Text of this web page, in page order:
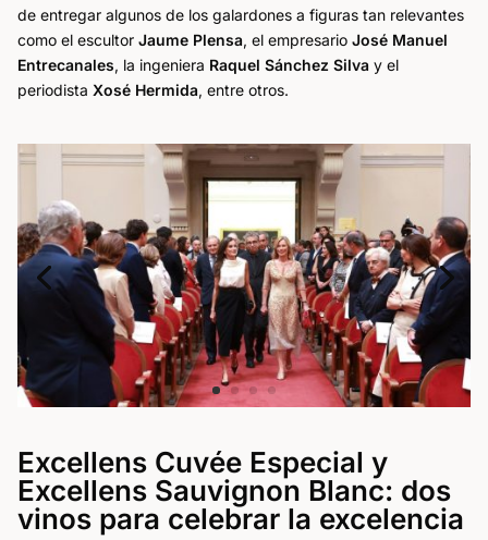
de entregar algunos de los galardones a figuras tan relevantes
como el escultor Jaume Plensa, el empresario José Manuel
Entrecanales, la ingeniera Raquel Sánchez Silva y el
periodista Xosé Hermida, entre otros.
Excellens Cuvée Especial y
Excellens Sauvignon Blanc: dos
vinos para celebrar la excelencia